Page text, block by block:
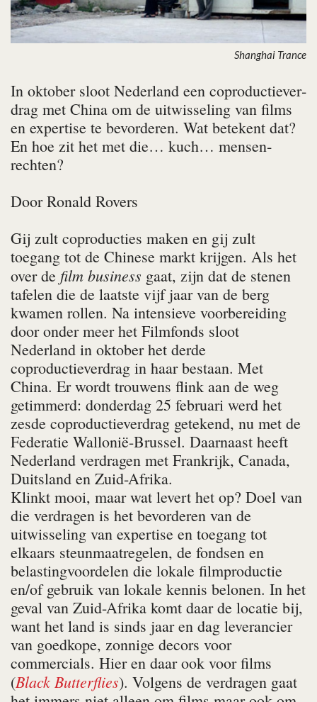
Shanghai Trance
In oktober sloot Nederland een coproductie­ver­
drag met China om de uitwisseling van films
en expertise te bevorderen. Wat betekent dat?
En hoe zit het met die… kuch… mensen­
rechten?
DoorRonald Rovers
Gij zult coproducties maken en gij zult
toegang tot de Chinese markt krijgen. Als het
over de film business gaat, zijn dat de stenen
tafelen die de laatste vijf jaar van de berg
kwamen rollen. Na intensieve voorbereiding
door onder meer het Filmfonds sloot
Nederland in oktober het derde
coproductieverdrag in haar bestaan. Met
China. Er wordt trouwens flink aan de weg
getimmerd: donderdag 25 februari werd het
zesde coproductieverdrag getekend, nu met de
Federatie Wallonië-Brussel. Daarnaast heeft
Nederland verdragen met Frankrijk, Canada,
Duitsland en Zuid-Afrika.
Klinkt mooi, maar wat levert het op? Doel van
die verdragen is het bevorderen van de
uitwisseling van expertise en toegang tot
elkaars steunmaatregelen, de fondsen en
belastingvoordelen die lokale filmproductie
en/of gebruik van lokale kennis belonen. In het
geval van Zuid-Afrika komt daar de locatie bij,
want het land is sinds jaar en dag leverancier
van goedkope, zonnige decors voor
commercials. Hier en daar ook voor films
(Black Butterflies). Volgens de verdragen gaat